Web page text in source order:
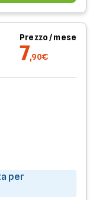
Prezzo / mese
7,90€
per